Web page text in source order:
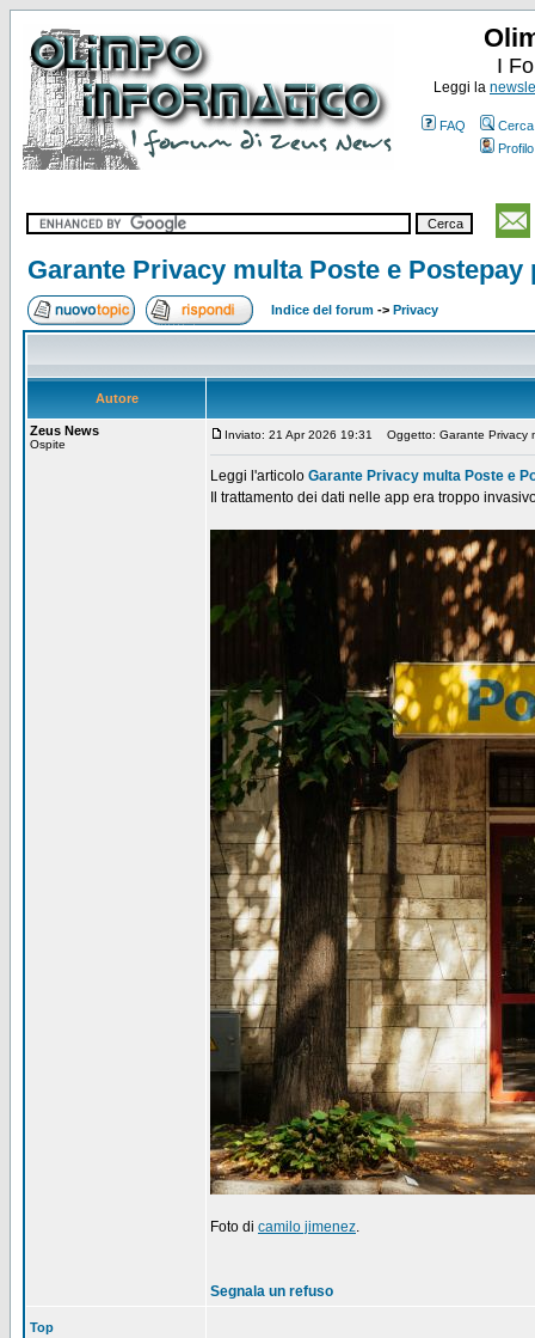
I
Leggi la
FAQ
Cerca
Profilo
Garante Privacy multa Poste e Postepay
Indice del forum -> Privacy
Autore
Zeus News
Ospite
Inviato: 21 Apr 2026 19:31 Oggetto: Garante Privacy
Leggi l'articolo Garante Privacy multa Poste e
Il trattamento dei dati nelle app era troppo
Foto di camilo jimenez.
Segnala un refuso
Top